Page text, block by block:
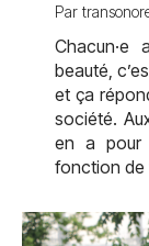
Par
beauté,
et ça
société.
en a pour
fonction de